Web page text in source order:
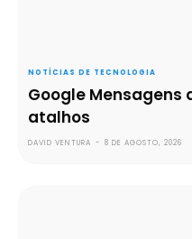
NOTÍCIAS DE TECNOLOGIA
Google Mensagens
atalhos
DAVID VENTURA - 8 DE AGOSTO, 2026